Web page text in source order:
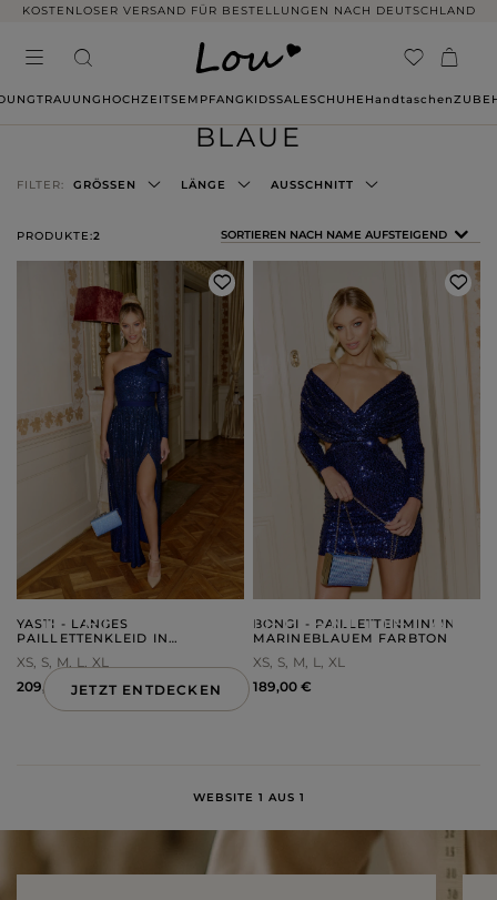
KOSTENLOSER VERSAND FÜR BESTELLUNGEN NACH DEUTSCHLAND
TRAUUNG HOCHZEITSEMPFANG KIDSSALESCHUHE Handtaschen
BLAUE
PRODUKTE:2 SORTIERUNG ÄNDERN
SORTIEREN NACH NAME AUFSTEIGEND
FILTER: GRÖSSEN LÄNGE AUSSCHNITT
YASTI - LANGES
PAILLETTENKLEID IN
XS S M L XL
209,00 €
BONGI - PAILLETTENMINI IN
MARINEBLAUEM FARBTON
XS S M L XL
189,00 €
ELEGANZ IN JEDEM DETAIL
JETZT ENTDECKEN
WEBSITE 1 AUS 1